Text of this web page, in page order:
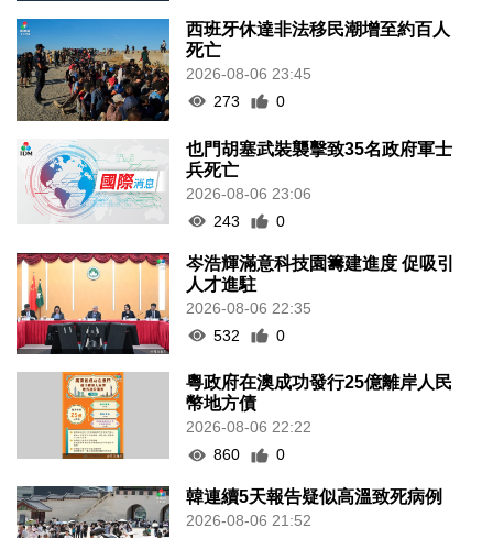
西班牙休達非法移民潮增至約百人
死亡
2026-08-06 23:45
273
0
也門胡塞武裝襲擊致35名政府軍士
兵死亡
2026-08-06 23:06
243
0
岑浩輝滿意科技園籌建進度 促吸引
人才進駐
2026-08-06 22:35
532
0
粵政府在澳成功發行25億離岸人民
幣地方債
2026-08-06 22:22
860
0
韓連續5天報告疑似高溫致死病例
2026-08-06 21:52